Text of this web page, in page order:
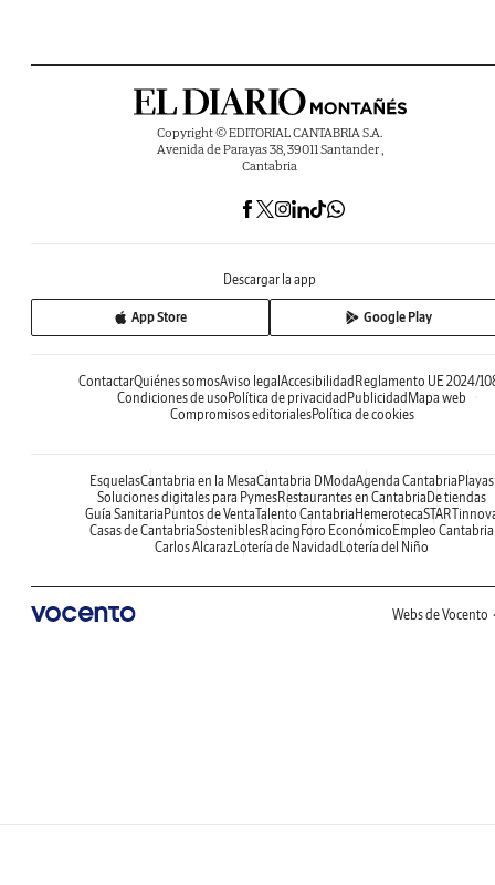
Copyright © EDITORIAL CANTABRIA S.A.
Avenida de Parayas 38, 39011 Santander ,
Cantabria
Descargar la app
App Store Google Play
ContactarQuiénes somosAviso legalAccesibilidadReglamento UE 2024/
Condiciones de usoPolítica de privacidadPublicidadMapa web
Compromisos editorialesPolítica de cookies
EsquelasCantabria en la MesaCantabria DModaAgenda CantabriaPlayas
Soluciones digitales para PymesRestaurantes en CantabriaDe tiendas
Guía SanitariaPuntos de VentaTalento CantabriaHemeroteca
Casas de CantabriaSosteniblesRacingForo EconómicoEmpleo Cantabria
Carlos AlcarazLotería de NavidadLotería del Niño
Webs de Vocento